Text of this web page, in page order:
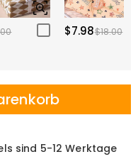
$7.98$18.00
sind 5-12 Werktage